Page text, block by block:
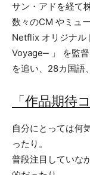
サン・アドを経て
数々のCM やミュ
Netflix オリジナル
Voyage‒ 」 を監
を追い、28カ国語
「作品期待
自分にとっては何
ったり。
普段注目していな